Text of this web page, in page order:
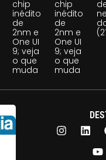
chip
inédito
de
2nm e
One UI
9; veja
o que
muda
chip
inédito
de
2nm e
One UI
9; veja
o que
muda